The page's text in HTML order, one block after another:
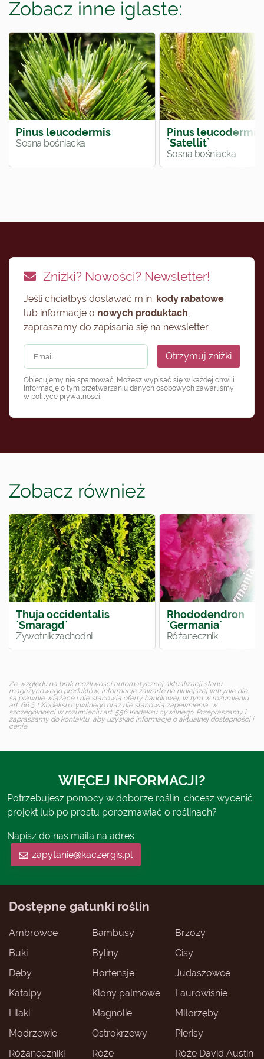
Zobacz inne iglaste:
Pinus leucodermis
Sosna bośniacka
Pinus leucodermis
`Satellit`
Sosna bośniacka
Zniżki? Nowości? Newsletter!
Jeśli chciałbyś dostawać m.in. kody rabatowe
lub informacje o nowych produktach
zapraszamy do zapisania się na newsletter.
Otrzymuj zniżki
Obiecujemy nie spamować. Możesz wypisać się w każdej chwili.
Informacje o tym przetwarzaniu danych osobowych zawarliśmy
w polityce prywatności
Zobacz również
Thuja occidentalis
`Smaragd`
Żywotnik zachodni
Rhododendron
`Germania`
Różanecznik
Ze względu na brak możliwości automatycznej aktualizacji stanu
magazynowego produktów, informacje zawarte na niniejszej witrynie nie
są prawnie wiążące i nie stanowią oferty handlowej, w tym w rozumieniu
art. 66 § 1 Kodeksu cywilnego oraz nie stanowią zapewnienia, w
szczególności w rozumieniu art. 556 Kodeksu cywilnego. Przepraszamy i
zapraszamy do kontaktu, aby uzyskać informacje o aktualnej dostępności i
cenie.
WIĘCEJ INFORMACJI?
Potrzebujesz pomocy w doborze roślin, chcesz wycenić
projekt lub po prostu porozmawiać o roślinach?
Napisz do nas maila na adres
zapytanie@kaczergis.pl
Dostępne gatunki roślin
Ambrowce Bambusy
Brzozy
Buki
Byliny
Cisy
Dęby
Hortensje
Judaszowce
Katalpy
Klony palmowe
Laurowiśnie
Lilaki
Magnolie
Miłorzęby
Modrzewie
Ostrokrzewy
Pierisy
Różaneczniki
Róże
Róże David Austin